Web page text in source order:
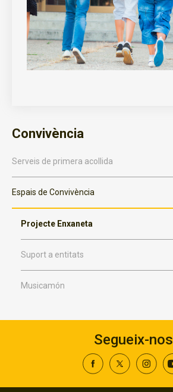
Convivència
Serveis de primera acollida
Espais de Convivència
Projecte Enxaneta
Suport a entitats
Musicamón
Segueix-nos